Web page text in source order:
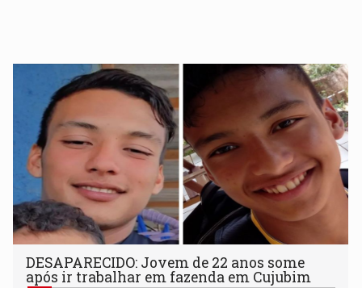
DESAPARECIDO: Jovem de 22 anos some
após ir trabalhar em fazenda em Cujubim